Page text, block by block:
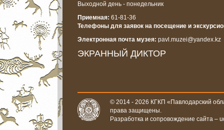
Выходной день - понедельник
Приемная: 61-81-36
Телефоны для заявок на посещение и
Электронная почта музея: pavl.muzei@yandex.kz
ЭКРАННЫЙ ДИКТОР
© 2014 - 2026 КГКП «Павлодарский
права защищены.
Разработка и сопровождение сайта –